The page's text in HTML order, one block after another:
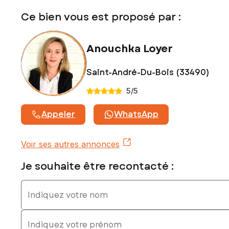
www.georisques.gouv.fr
Prix de vente : 1 165 000 €
Honoraires charge vendeur
Contactez votre conseiller SAFTI : Anouchka LOYER, Tél. :
06 81 59 70 85, E-mail : anouchka.loyer@safti.fr - EI - Agent
commercial immatriculé au RSAC de BORDEAUX sous le
Ce bien vous est proposé par :
Anouchka Loyer
Saint-André-Du-Bois (33490)
5/5
Appeler WhatsApp
Voir ses autres annonces
Je souhaite être recontacté :
Indiquez votre nom
Indiquez votre prénom